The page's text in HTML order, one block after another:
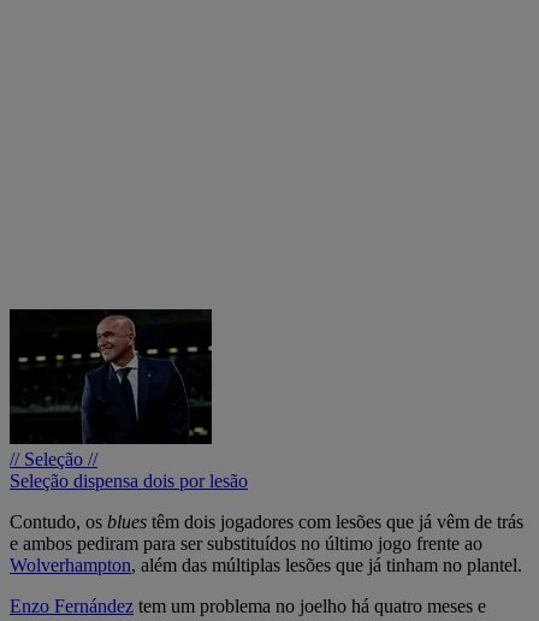
// Seleção //
Seleção dispensa dois por lesão
Contudo, os blues têm dois jogadores com lesões que já vêm de trás
e ambos pediram para ser substituídos no último jogo frente ao
Wolverhampton, além das múltiplas lesões que já tinham no plantel.
Enzo Fernández tem um problema no joelho há quatro meses e